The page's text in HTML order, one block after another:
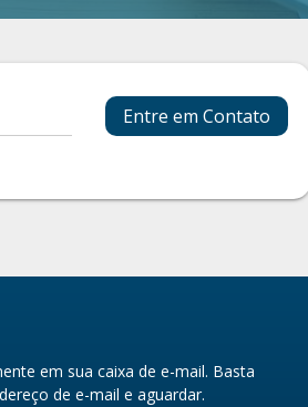
Entre em Contato
em sua caixa de e-mail. Basta
de e-mail e aguardar.